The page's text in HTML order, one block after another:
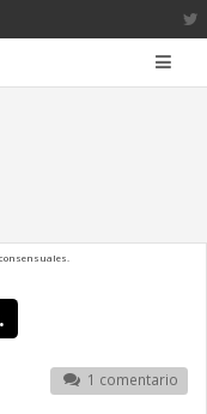
1 comentario